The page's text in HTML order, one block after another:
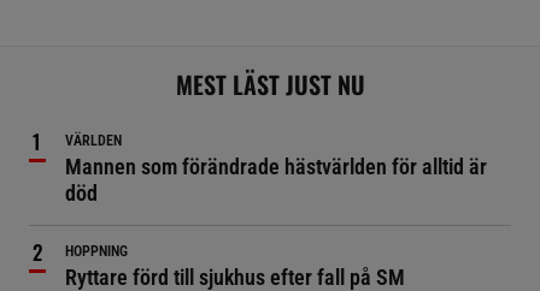
MEST LÄST JUST NU
VÄRLDEN
Mannen som förändrade hästvärlden för alltid är
död
HOPPNING
Ryttare förd till sjukhus efter fall på SM